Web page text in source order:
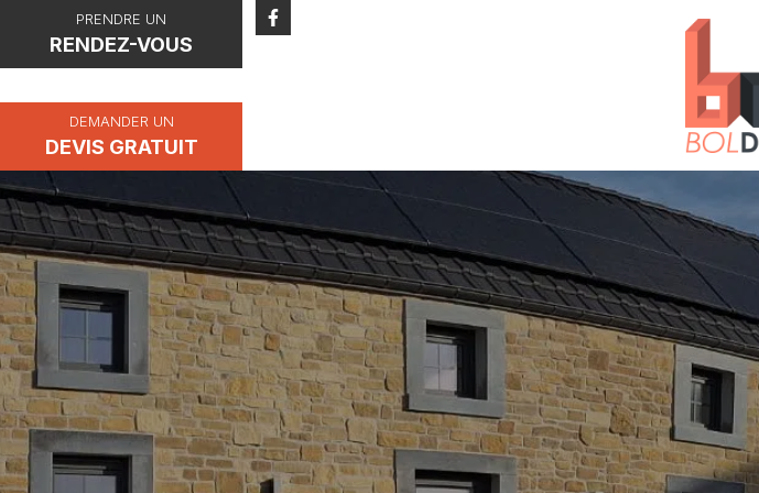
PRENDRE UN
RENDEZ-VOUS
DEMANDER UN
DEVIS GRATUIT